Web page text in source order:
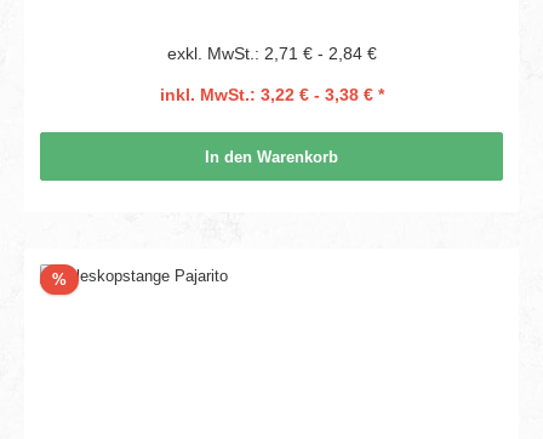
exkl. MwSt.: 2,71 € - 2,84 €
inkl. MwSt.: 3,22 € - 3,38 € *
In den Warenkorb
%Rabatt